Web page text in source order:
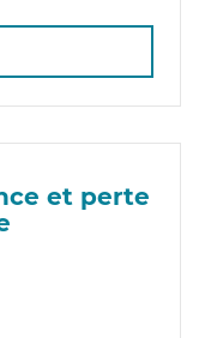
et perte